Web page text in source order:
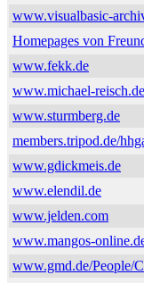
www.visualbasic-
Homepages von
www.fekk.de
www.michael-reisch.de
www.sturmberg.de
members.tripod.de/
www.gdickmeis.de
www.elendil.de
www.jelden.com
www.mangos-
www.gmd.de/People/